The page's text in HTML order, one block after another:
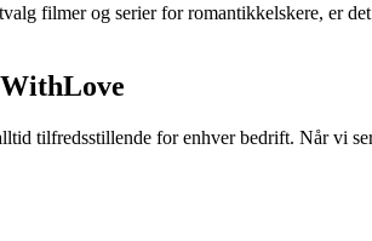
filmer og serier for romantikkelskere, er
tilfredsstillende for enhver bedrift. Når vi